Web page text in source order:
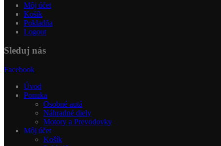
Môj účet
Košík
Pokladňa
Logout
Sleduj nás
Facebook
Úvod
Ponuka
Osobné autá
Náhradné diely
Motory a Prevodovky
Môj účet
Košík